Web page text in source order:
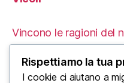
Vincono le ragioni del
carriere
Le Proteste in Iran:
Rispettiamo la tua
I cookie ci aiutano a